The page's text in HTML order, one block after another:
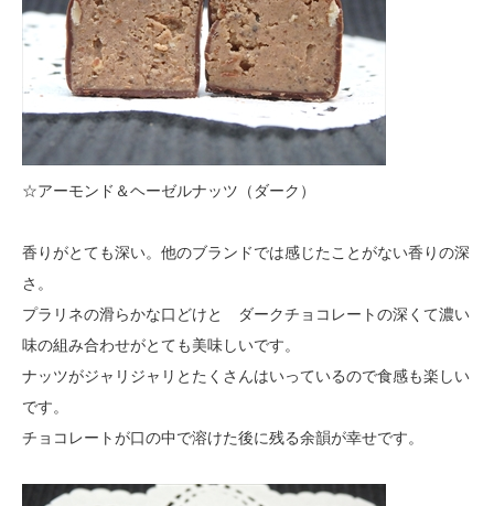
☆アーモンド＆ヘーゼルナッツ（ダーク）
香りがとても深い。他のブランドでは感じたことがない香りの深
さ。
プラリネの滑らかな口どけと ダークチョコレートの深くて濃い
味の組み合わせがとても美味しいです。
ナッツがジャリジャリとたくさんはいっているので食感も楽しい
です。
チョコレートが口の中で溶けた後に残る余韻が幸せです。